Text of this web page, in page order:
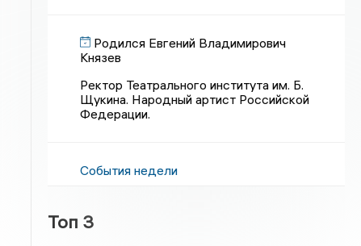
Родился Евгений Владимирович
Князев
Ректор Театрального института им. Б.
Щукина. Народный артист Российской
Федерации.
События недели
Топ 3